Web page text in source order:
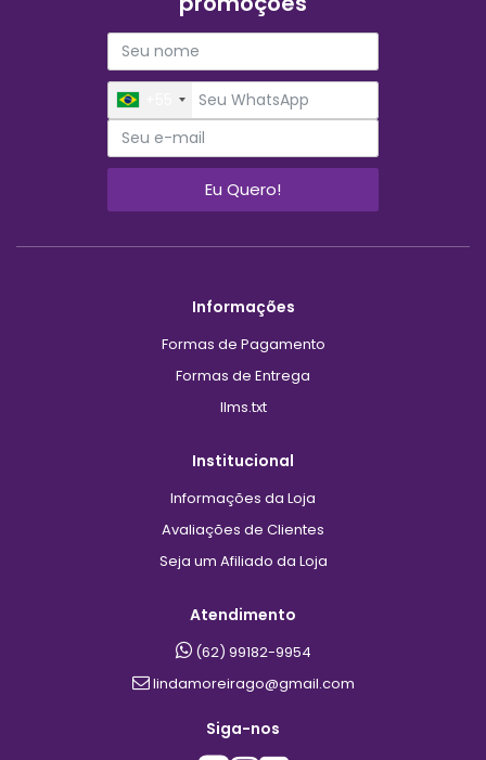
Eu Quero!
Informações
Formas de Pagamento
Formas de Entrega
llms.txt
Institucional
Informações da Loja
Avaliações de Clientes
Seja um Afiliado da Loja
Atendimento
(62) 99182-9954
lindamoreirago@gmail.com
Siga-nos